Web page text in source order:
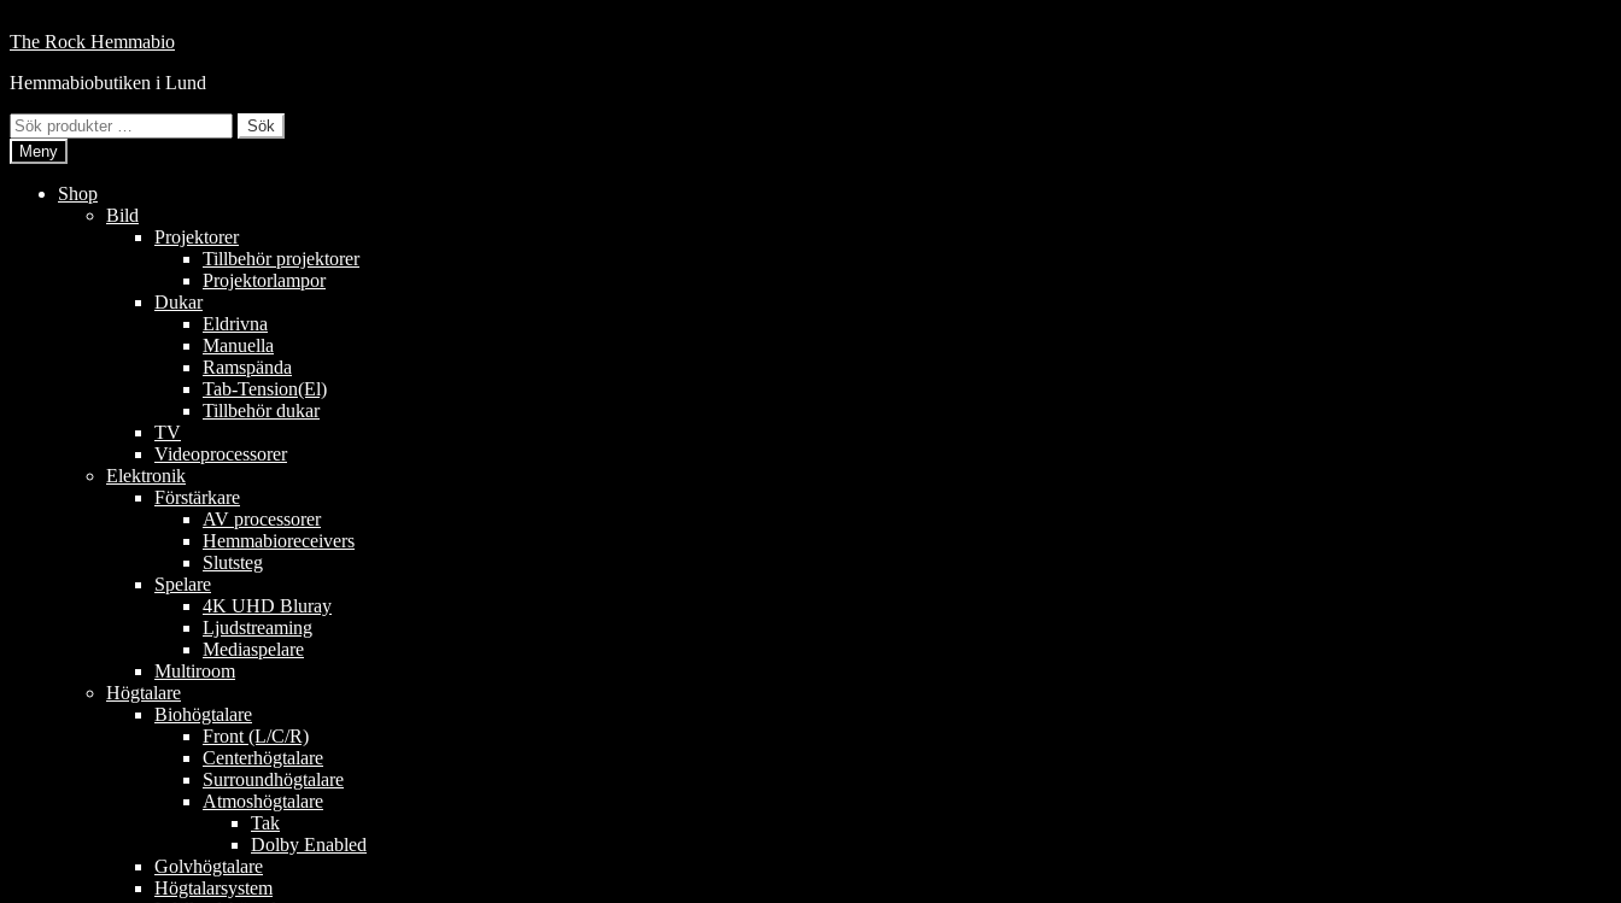
till
Hoppa
navigering
Hoppa
innehåll
The Rock Hemmabio
Hemmabiobutiken i Lund
Sök
efter:
Sök
Meny
Shop
Bild
Projektorer
Tillbehör projektorer
Projektorlampor
Dukar
Eldrivna
Manuella
Ramspända
Tab-Tension(El)
Tillbehör dukar
TV
Videoprocessorer
Elektronik
Förstärkare
AV processorer
Hemmabioreceivers
Slutsteg
Spelare
4K UHD Bluray
Ljudstreaming
Mediaspelare
Multiroom
Högtalare
Biohögtalare
Front (L/C/R)
Centerhögtalare
Surroundhögtalare
Atmoshögtalare
Tak
Dolby Enabled
Golvhögtalare
Högtalarsystem